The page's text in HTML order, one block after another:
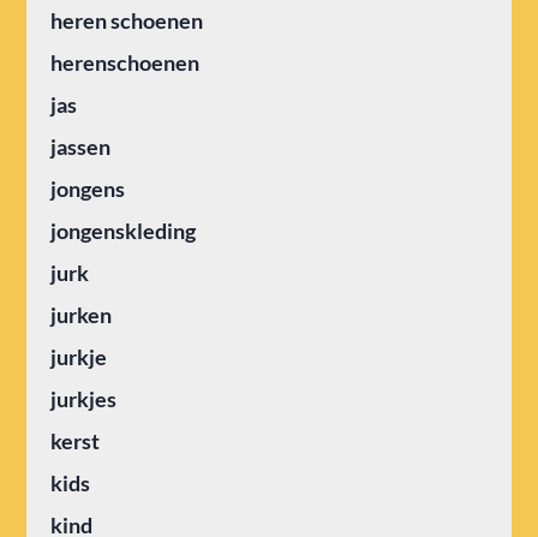
heren schoenen
herenschoenen
jas
jassen
jongens
jongenskleding
jurk
jurken
jurkje
jurkjes
kerst
kids
kind